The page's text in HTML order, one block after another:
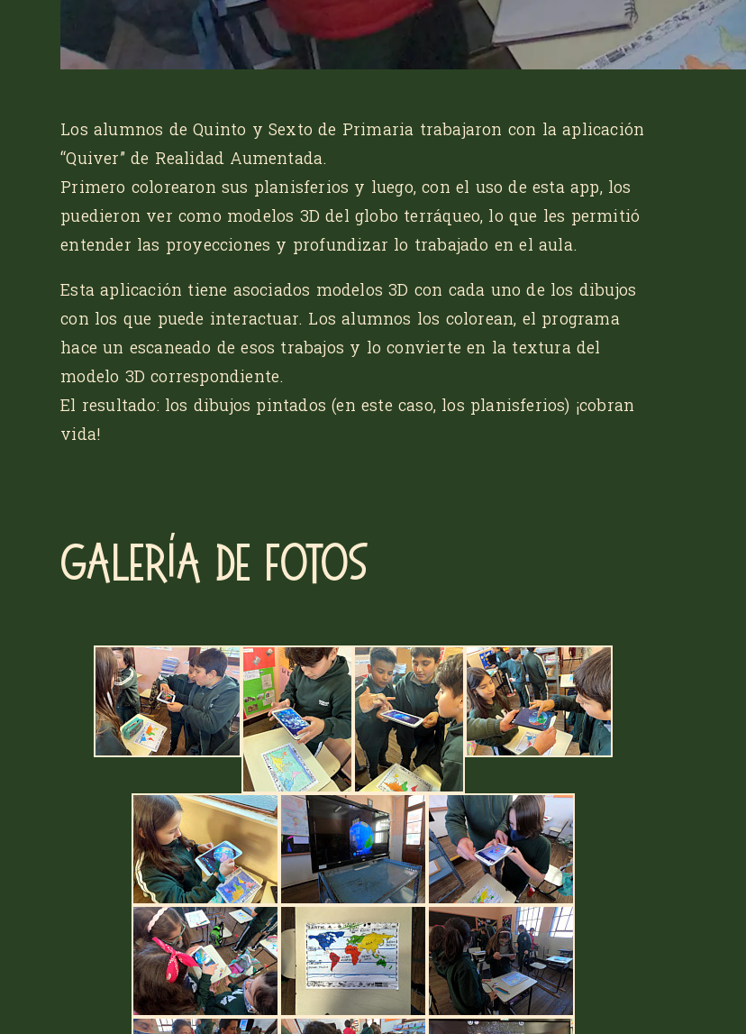
Los alumnos de Quinto y Sexto de Primaria trabajaron con la aplicación
“Quiver” de Realidad Aumentada.
Primero colorearon sus planisferios y luego, con el uso de estaapp, los
puedieron ver como modelos 3D del globo terráqueo, lo que les permitió
entender las proyecciones y profundizar lo trabajado en el aula.
Esta aplicación tiene asociados modelos 3D con cada uno de los dibujos
con los que puede interactuar. Los alumnos los colorean, el programa
hace un escaneado de esos trabajos y lo convierte en la textura del
modelo 3D correspondiente.
El resultado: los dibujos pintados (en este caso, los planisferios) ¡cobran
vida!
Galería de fotos